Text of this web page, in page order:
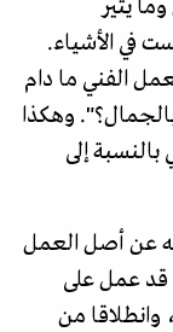
يثير
في الأشياء.
الفني ما دام
وهكذا
إلى
عن أصل العمل
قد عمل على
وانطلاقا من